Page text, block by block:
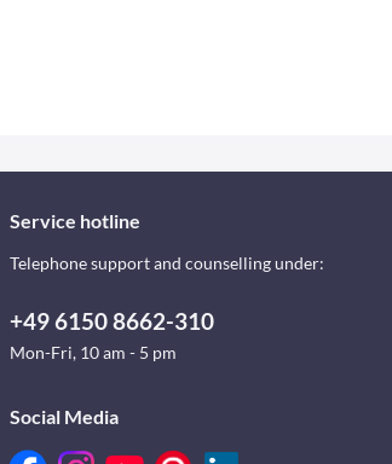
Service hotline
Telephone support and counselling under:
+49 6150 8662-310
Mon-Fri, 10 am - 5 pm
Social Media